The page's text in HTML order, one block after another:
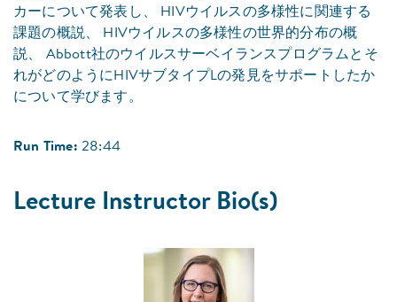
カーについて発表し、 HIVウイルスの多様性に関連する
課題の概説、 HIVウイルスの多様性の世界的分布の概
説、 Abbott社のウイルスサーベイランスプログラムとそ
れがどのようにHIVサブタイプLの発見をサポートしたか
について学びます。
Run Time: 28:44
Lecture Instructor Bio(s)